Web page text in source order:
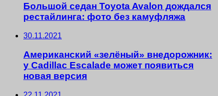
Большой седан Toyota Avalon дождался
рестайлинга: фото без камуфляжа
30.11.2021
Американский «зелёный» внедорожник:
у Cadillac Escalade может появиться
новая версия